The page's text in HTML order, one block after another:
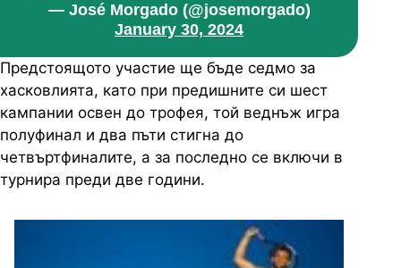
— José Morgado (@josemorgado)
January 30, 2024
Предстоящото участие ще бъде седмо за
хасковлията, като при предишните си шест
кампании освен до трофея, той веднъж игра
полуфинал и два пъти стигна до
четвъртфиналите, а за последно се включи в
турнира преди две години.